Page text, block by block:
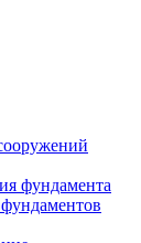
фундамента